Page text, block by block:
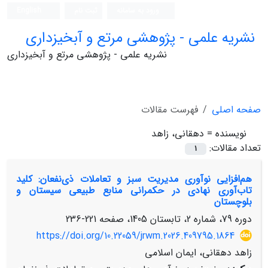
نشریه علمی - پژوهشی مرتع و آبخیزداری
نشریه علمی - پژوهشی مرتع و آبخیزداری
صفحه اصلی
فهرست مقالات
نویسنده = دهقانی، زاهد
تعداد مقالات:
1
هم‌افزایی نوآوری‌ مدیریت سبز و تعاملات ذی‌نفعان: کلید
تاب‌آوری نهادی در حکمرانی منابع طبیعی سیستان و
بلوچستان
دوره 79، شماره 2، تابستان 1405، صفحه
221-236
https://doi.org/10.22059/jrwm.2026.409795.1864
زاهد دهقانی، ایمان اسلامی